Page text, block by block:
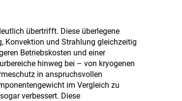
übertrifft. Diese überlegene
Konvektion und Strahlung gleichzeitig
Betriebskosten und einer
hinweg bei – von kryogenen
in anspruchsvollen
im Vergleich zu
verbessert. Diese